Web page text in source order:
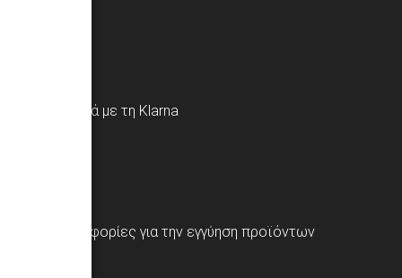
Σχετικά με τη Klarna
Πληροφορίες για την εγγύηση προϊόντων